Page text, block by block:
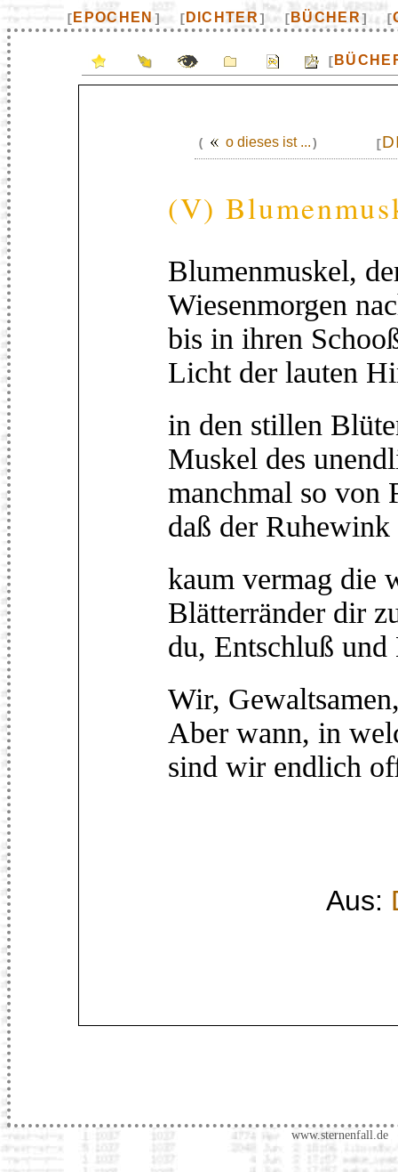
[ EPOCHEN ] [ DICHTER] [ BÜCHER] [
[
( o dieses ist ...) [
(V)
Blumenmuskel,
Wiesenmorgen
bis in ihren
Licht der lauten
in den stillen
Muskel des
manchmal so von
daß der Ruhewink
kaum vermag die
Blätterränder dir
du, Entschluß
Wir,
Aber wann, in
sind wir endlich
Aus:
www.sternenfall.de